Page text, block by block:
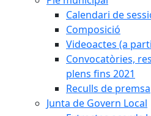
Calendari de
Composició
Videoactes (a
Convocatòries,
plens fins 2021
Reculls de premsa
Junta de Govern Local